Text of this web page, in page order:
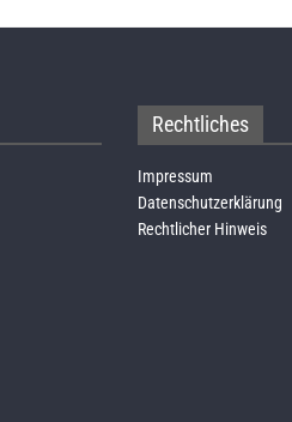
Rechtliches
Impressum
Datenschutzerklärung
Rechtlicher Hinweis